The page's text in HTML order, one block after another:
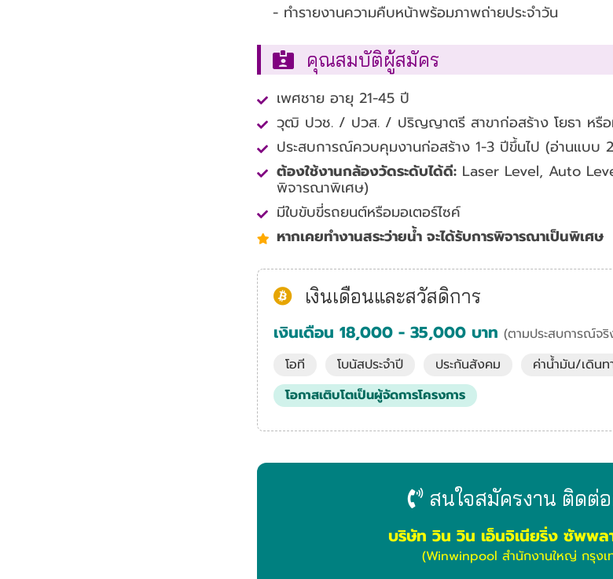
- ทำรายงานความคืบหน้าพร้อมภาพถ่ายประจำวัน
คุณสมบัติผู้สมัคร
เพศชาย อายุ 21-45 ปี
วุฒิ ปวช. / ปวส. / ปริญญาตรี สาขาก่อสร้าง โยธา หรือ
ประสบการณ์ควบคุมงานก่อสร้าง 1-3 ปีขึ้นไป (อ่านแบบ
ต้องใช้งานกล้องวัดระดับได้ดี: Laser Level, Auto
พิจารณาพิเศษ)
มีใบขับขี่รถยนต์หรือมอเตอร์ไซค์
หากเคยทำงานสระว่ายน้ำ จะได้รับการพิจารณาเป็นพิเศษ
เงินเดือนและสวัสดิการ
เงินเดือน 18,000 - 35,000 บาท (ตามประสบการณ์จริ
โอที
โบนัสประจำปี ประกันสังคม ค่าน้ำมัน/เดินท
โอกาสเติบโตเป็นผู้จัดการโครงการ
สนใจสมัครงาน ติดต่
บริษัท วิน วิน เอ็นจิเนียริ่ง ซัพพล
(Winwinpool สำนักงานใหญ่ กรุงเ